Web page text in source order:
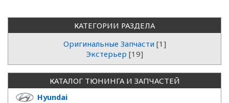
КАТЕГОРИИ РАЗДЕЛА
Оригинальные Запчасти [1]
Экстерьер [19]
КАТАЛОГ ТЮНИНГА И ЗАПЧАСТЕЙ
Hyundai